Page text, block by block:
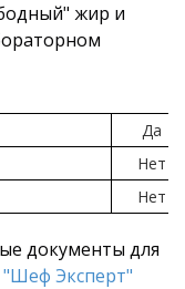
жир и
Да
Нет
Нет
документы для
"Шеф Эксперт"